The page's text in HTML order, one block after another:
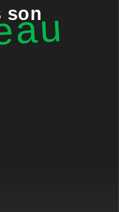
son